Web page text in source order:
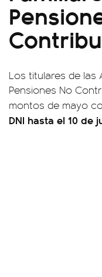
Los titulares de las
Pensiones No
montos de mayo
DNI hasta el 10 de